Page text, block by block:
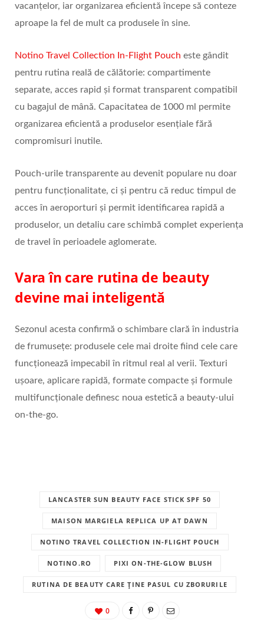
vacanțelor, iar organizarea eficientă începe să conteze
aproape la fel de mult ca produsele în sine.
Notino Travel Collection In-Flight Pouch este gândit
pentru rutina reală de călătorie: compartimente
separate, acces rapid și format transparent compatibil
cu bagajul de mână. Capacitatea de 1000 ml permite
organizarea eficientă a produselor esențiale fără
compromisuri inutile.
Pouch-urile transparente au devenit populare nu doar
pentru funcționalitate, ci și pentru că reduc timpul de
acces în aeroporturi și permit identificarea rapidă a
produselor, un detaliu care schimbă complet experiența
de travel în perioadele aglomerate.
Vara în care rutina de beauty
devine mai inteligentă
Sezonul acesta confirmă o schimbare clară în industria
de frumusețe: produsele cele mai droite fiind cele care
funcționează impecabil în ritmul real al verii. Texturi
ușoare, aplicare rapidă, formate compacte și formule
multifuncționale definesc noua estetică a beauty-ului
on-the-go.
LANCASTER SUN BEAUTY FACE STICK SPF 50
MAISON MARGIELA REPLICA UP AT DAWN
NOTINO TRAVEL COLLECTION IN-FLIGHT POUCH
NOTINO.RO PIXI ON-THE-GLOW BLUSH
RUTINA DE BEAUTY CARE ȚINE PASUL CU ZBORURILE
0